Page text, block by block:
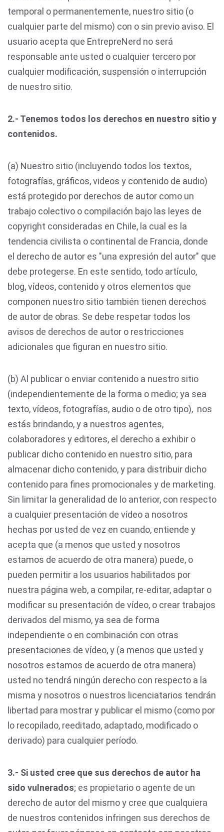
temporal o permanentemente, nuestro sitio (o
cualquier parte del mismo) con o sin previo aviso. El
usuario acepta que EntrepreNerd no será
responsable ante usted o cualquier tercero por
cualquier modificación, suspensión o interrupción
de nuestro sitio.
2.- Tenemos todos los derechos en nuestro sitio y
contenidos.
(a) Nuestro sitio (incluyendo todos los textos,
fotografías, gráficos, videos y contenido de audio)
está protegido por derechos de autor como un
trabajo colectivo o compilación bajo las leyes de
copyright consideradas en Chile, la cual es la
tendencia civilista o continental de Francia, donde
el derecho de autor es "una expresión del autor" que
debe protegerse. En este sentido, todo artículo,
blog, vídeos, contenido y otros elementos que
componen nuestro sitio también tienen derechos
de autor de obras. Se debe respetar todos los
avisos de derechos de autor o restricciones
adicionales que figuran en nuestro sitio.
(b) Al publicar o enviar contenido a nuestro sitio
(independientemente de la forma o medio; ya sea
texto, vídeos, fotografías, audio o de otro tipo), nos
estás brindando, y a nuestros agentes,
colaboradores y editores, el derecho a exhibir o
publicar dicho contenido en nuestro sitio, para
almacenar dicho contenido, y para distribuir dicho
contenido para fines promocionales y de marketing.
Sin limitar la generalidad de lo anterior, con respecto
a cualquier presentación de vídeo a nosotros
hechas por usted de vez en cuando, entiende y
acepta que (a menos que usted y nosotros
estamos de acuerdo de otra manera) puede, o
pueden permitir a los usuarios habilitados por
nuestra página web, a compilar, re-editar, adaptar o
modificar su presentación de vídeo, o crear trabajos
derivados del mismo, ya sea de forma
independiente o en combinación con otras
presentaciones de vídeo, y (a menos que usted y
nosotros estamos de acuerdo de otra manera)
usted no tendrá ningún derecho con respecto a la
misma y nosotros o nuestros licenciatarios tendrán
libertad para mostrar y publicar el mismo (como por
lo recopilado, reeditado, adaptado, modificado o
derivado) para cualquier período.
3.- Si usted cree que sus derechos de autor ha
sido vulnerados; es propietario o agente de un
derecho de autor del mismo y cree que cualquiera
de nuestros contenidos infringen sus derechos de